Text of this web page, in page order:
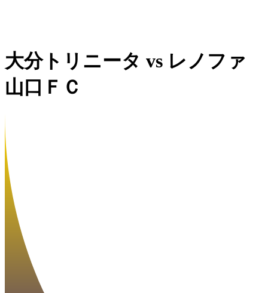
大分トリニータ vs レノファ
山口ＦＣ